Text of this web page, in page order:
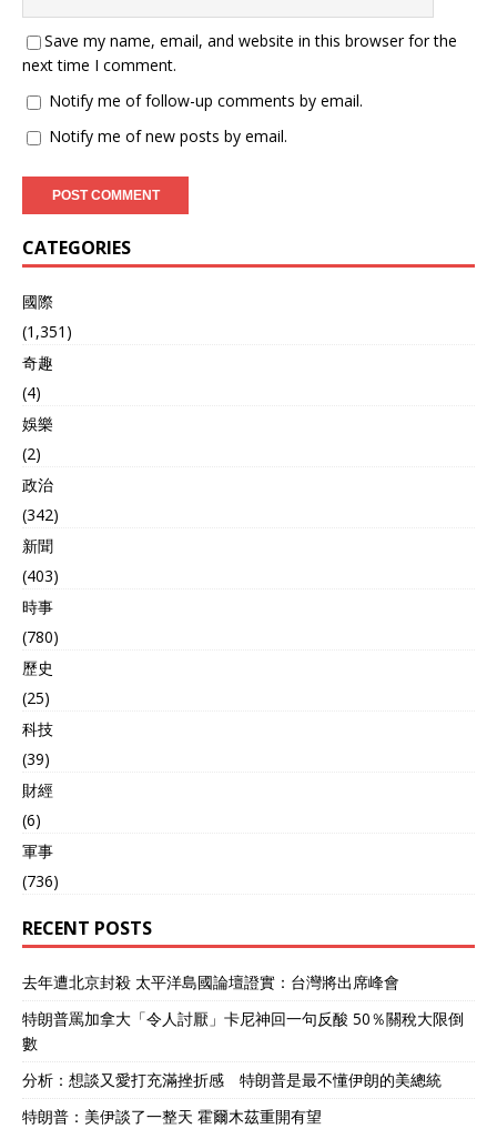
Save my name, email, and website in this browser for the
next time I comment.
Notify me of follow-up comments by email.
Notify me of new posts by email.
CATEGORIES
國際
(1,351)
奇趣
(4)
娛樂
(2)
政治
(342)
新聞
(403)
時事
(780)
歷史
(25)
科技
(39)
財經
(6)
軍事
(736)
RECENT POSTS
去年遭北京封殺 太平洋島國論壇證實：台灣將出席峰會
特朗普罵加拿大「令人討厭」卡尼神回一句反酸 50％關稅大限倒
數
分析：想談又愛打充滿挫折感 特朗普是最不懂伊朗的美總統
特朗普：美伊談了一整天 霍爾木茲重開有望